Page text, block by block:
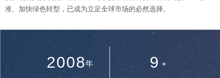
准、加快绿色转型，已成为立足全球市场的必然选择。
1
200
7
8年
8
9 +
2